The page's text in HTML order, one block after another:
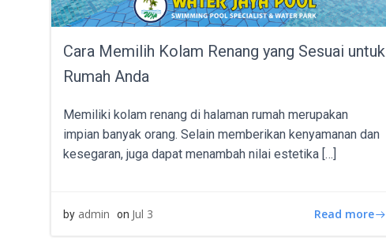
Cara Memilih Kolam Renang yang Sesuai untuk
Rumah Anda
Memiliki kolam renang di halaman rumah merupakan
impian banyak orang. Selain memberikan kenyamanan dan
kesegaran, juga dapat menambah nilai estetika […]
by admin on Jul 3 Read more